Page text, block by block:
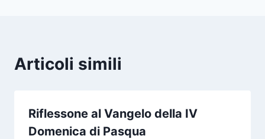
Articoli simili
Riflessone al Vangelo della IV
Domenica di Pasqua